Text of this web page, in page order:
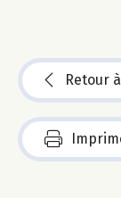
Retour